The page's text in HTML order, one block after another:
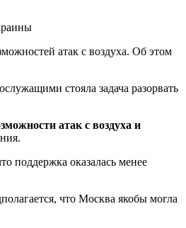
атак с воздуха. Об этом
стояла задача разорвать
атак с воздуха и
поддержка оказалась менее
что Москва якобы могла